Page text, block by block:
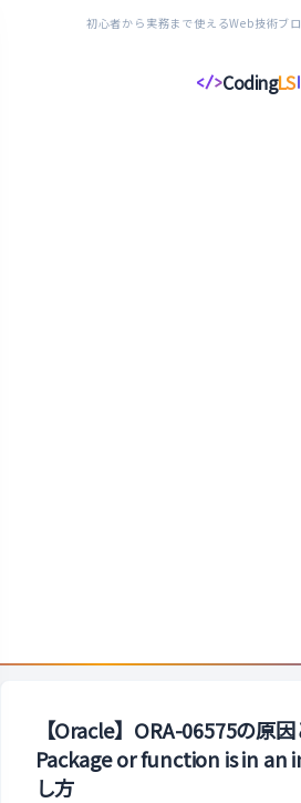
初心者から実務まで使えるWeb技術ブ
</>CodingLS
コ
【Oracle】ORA-06575の原
Package or function is in an
し方